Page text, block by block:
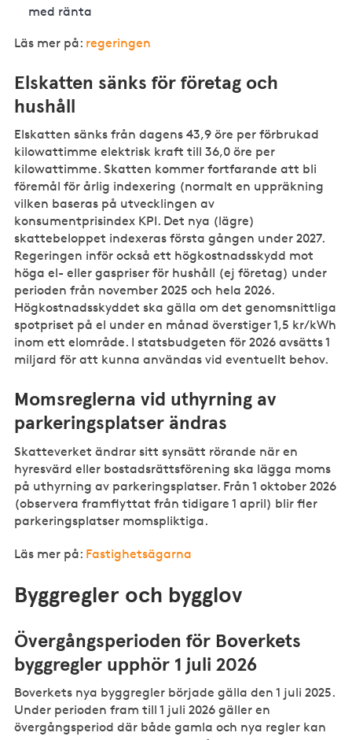
med ränta
Läs mer på: regeringen
Elskatten sänks för företag och
hushåll
Elskatten sänks från dagens 43,9 öre per förbrukad
kilowattimme elektrisk kraft till 36,0 öre per
kilowattimme. Skatten kommer fortfarande att bli
föremål för årlig indexering (normalt en uppräkning
vilken baseras på utvecklingen av
konsumentprisindex KPI. Det nya (lägre)
skattebeloppet indexeras första gången under 2027.
Regeringen inför också ett högkostnadsskydd mot
höga el- eller gaspriser för hushåll (ej företag) under
perioden från november 2025 och hela 2026.
Högkostnadsskyddet ska gälla om det genomsnittliga
spotpriset på el under en månad överstiger 1,5 kr/kWh
inom ett elområde. I statsbudgeten för 2026 avsätts 1
miljard för att kunna användas vid eventuellt behov.
Momsreglerna vid uthyrning av
parkeringsplatser ändras
Skatteverket ändrar sitt synsätt rörande när en
hyresvärd eller bostadsrättsförening ska lägga moms
på uthyrning av parkeringsplatser. Från 1 oktober 2026
(observera framflyttat från tidigare 1 april) blir fler
parkeringsplatser momspliktiga.
Läs mer på: Fastighetsägarna
Byggregler och bygglov
Övergångsperioden för Boverkets
byggregler upphör 1 juli 2026
Boverkets nya byggregler började gälla den 1 juli 2025.
Under perioden fram till 1 juli 2026 gäller en
övergångsperiod där både gamla och nya regler kan